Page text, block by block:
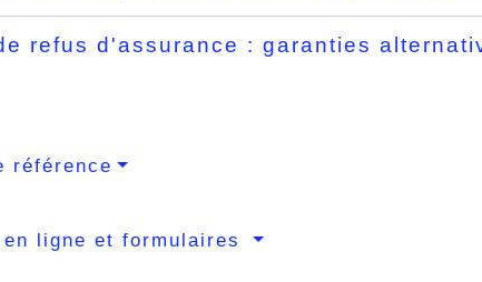
refus d'assurance : garanties
référence
ligne et formulaires